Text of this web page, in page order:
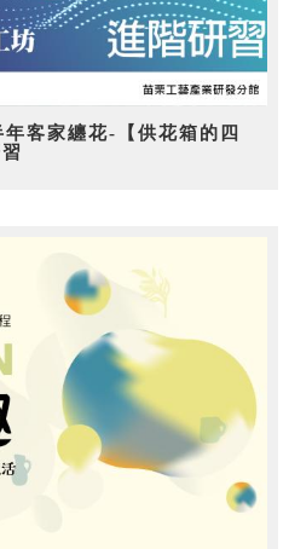
客家纏花-【供花箱的四